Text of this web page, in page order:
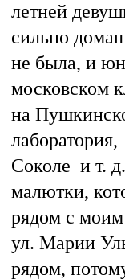
летней
сильно
не была, и
московском
на
Соколе и т.
малютки,
рядом с
ул. Марии
рядом,